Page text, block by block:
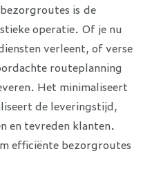
is de
operatie. Of je nu
verleent, of verse
routeplanning
Het minimaliseert
de leveringstijd,
en tevreden klanten.
efficiënte bezorgroutes